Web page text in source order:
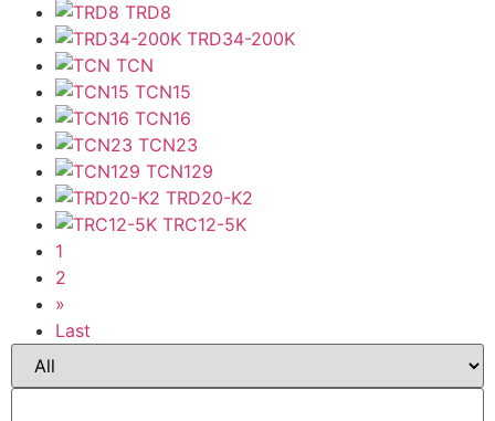
TRD8
TRD34-200K
TCN
TCN15
TCN16
TCN23
TCN129
TRD20-K2
TRC12-5K
1
2
»
Last